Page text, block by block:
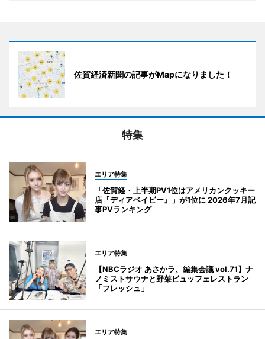
佐賀経済新聞の記事がMapになりました！
特集
エリア特集
「佐賀経・上半期PV1位はアメリカンクッキー
店『ディアベイビー』」が1位に 2026年7月記
事PVランキング
エリア特集
【NBCラジオ あさかラ、編集会議 vol.71】ナ
ノミストサウナと野菜ビュッフェレストラン
「フレッシュ」
エリア特集